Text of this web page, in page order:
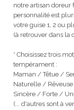
notre artisan doreur
personnalité est
votre guise 1, 2 ou
(à retrouver dans la
* Choisissez trois
tempérament :
Maman / Têtue /
Naturelle /
Sincère / Forte /
(... d'autres sont à